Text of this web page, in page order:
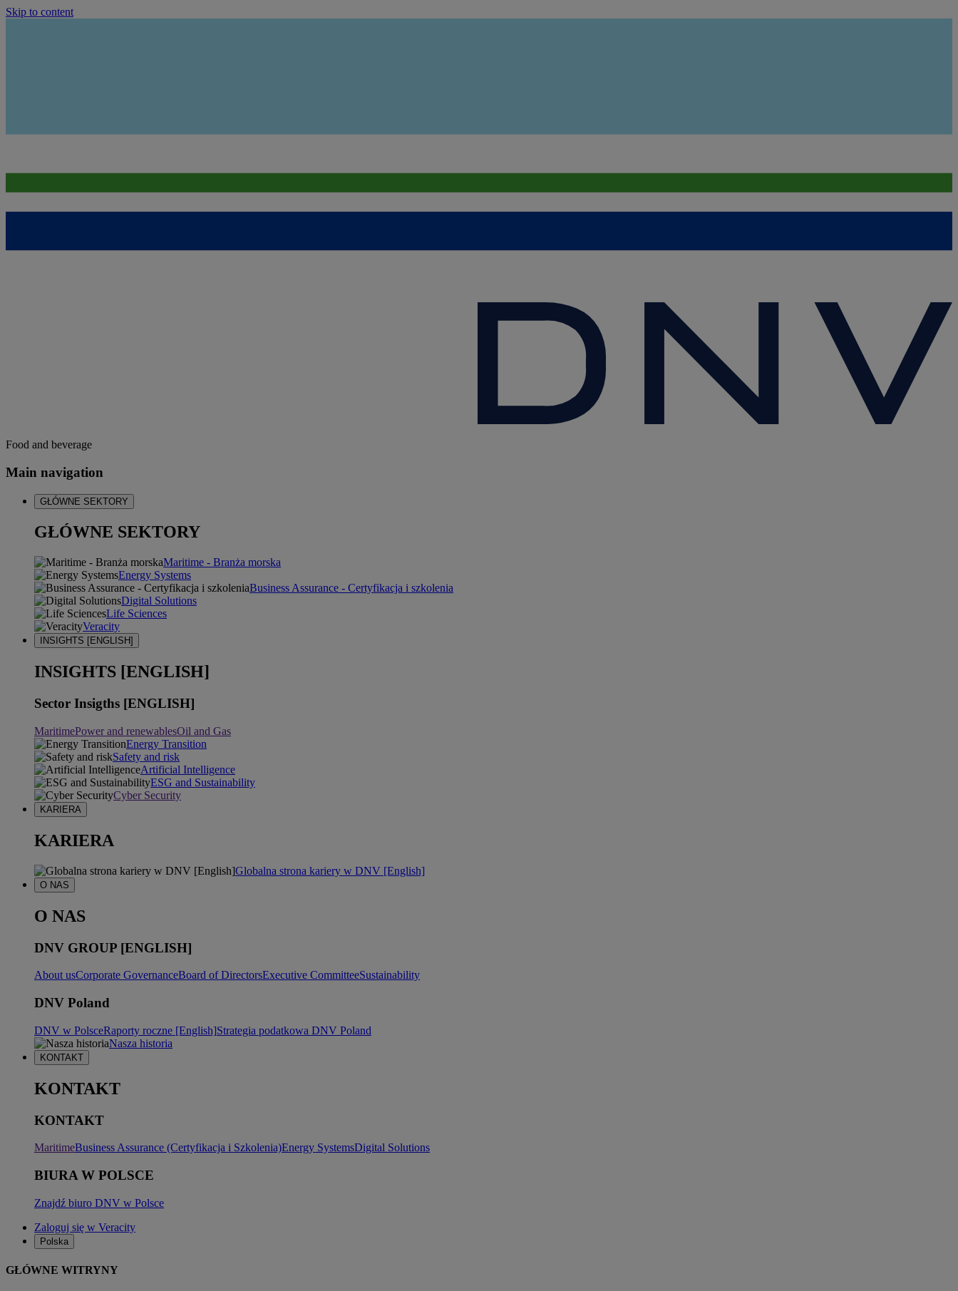
Skip to content
Food and beverage
Main navigation
GŁÓWNE SEKTORY
GŁÓWNE SEKTORY
Maritime - Branża morska
Energy Systems
Business Assurance - Certyfikacja i szkolenia
Digital Solutions
Life Sciences
Veracity
INSIGHTS [ENGLISH]
INSIGHTS [ENGLISH]
Sector Insigths [ENGLISH]
MaritimePower and renewablesOil and Gas
Energy Transition
Safety and risk
Artificial Intelligence
ESG and Sustainability
Cyber Security
KARIERA
KARIERA
Globalna strona kariery w DNV [English]
O NAS
O NAS
DNV GROUP [ENGLISH]
About usCorporate GovernanceBoard of DirectorsExecutive CommitteeSustainability
DNV Poland
DNV w PolsceRaporty roczne [English]Strategia podatkowa DNV Poland
Nasza historia
KONTAKT
KONTAKT
KONTAKT
MaritimeBusiness Assurance (Certyfikacja i Szkolenia)Energy SystemsDigital Solutions
BIURA W POLSCE
Znajdź biuro DNV w Polsce
Zaloguj się w Veracity
Polska
GŁÓWNE WITRYNY